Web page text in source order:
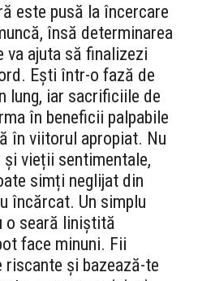
este pusă la încercare
însă determinarea
va ajuta să finalizezi
Ești într-o fază de
lung, iar sacrificiile de
în beneficii palpabile
în viitorul apropiat. Nu
vieții sentimentale,
simți neglijat din
încărcat. Un simplu
o seară liniștită
face minuni. Fii
și bazează-te